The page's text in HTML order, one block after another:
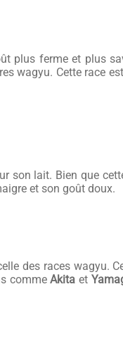
plus ferme et plus
wagyu. Cette race
son lait. Bien que
et son goût doux.
des races wagyu.
commeAkita et